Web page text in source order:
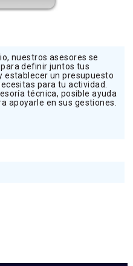
nuestros asesores se
definir juntos tus
establecer un presupuesto
para tu actividad.
técnica, posible ayuda
apoyarle en sus gestiones.